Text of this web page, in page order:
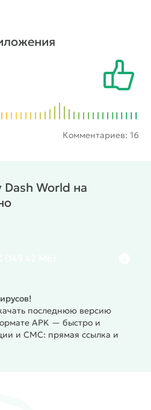
и смертельные
поощряет ежедневное
регулярных бонусов и
успехи помогут открыть
главного героя.
Комментариев: 16
World на
последнюю версию
APK — быстро и
и СМС: прямая ссылка и